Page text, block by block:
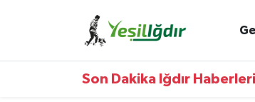
Son Dakika Iğdır Haberleri